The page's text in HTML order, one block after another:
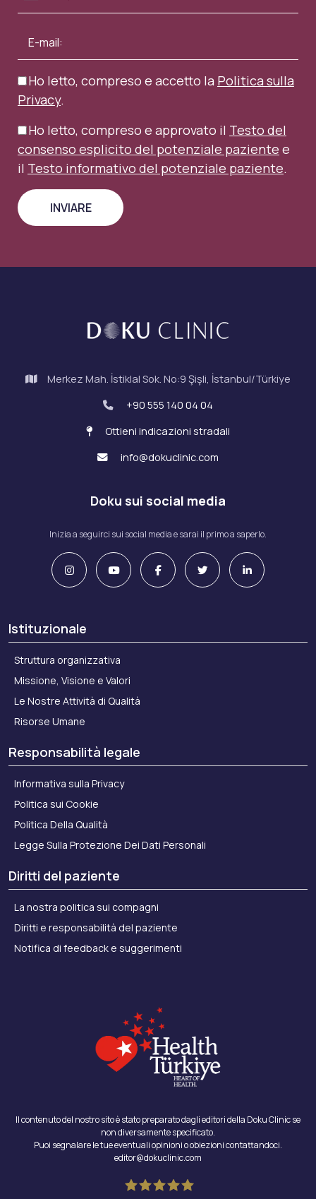
Ho letto, compreso e accetto la Politica sulla
Privacy.
Ho letto, compreso e approvato il Testo del
consenso esplicito del potenziale paziente e
il Testo informativo del potenziale paziente.
Merkez Mah. İstiklal Sok. No:9 Şişli, İstanbul/Türkiye
+90 555 140 04 04
Ottieni indicazioni stradali
info@dokuclinic.com
Doku sui social media
Inizia a seguirci sui social media e sarai il primo a saperlo.
Istituzionale
Struttura organizzativa
Missione, Visione e Valori
Le Nostre Attività di Qualità
Risorse Umane
Responsabilità legale
Informativa sulla Privacy
Politica sui Cookie
Politica Della Qualità
Legge Sulla Protezione Dei Dati Personali
Diritti del paziente
La nostra politica sui compagni
Diritti e responsabilità del paziente
Notifica di feedback e suggerimenti
Il contenuto del nostro sito è stato preparato dagli editori della Doku Clinic se
non diversamente specificato.
Puoi segnalare le tue eventuali opinioni o obiezioni contattandoci.
editor@dokuclinic.com